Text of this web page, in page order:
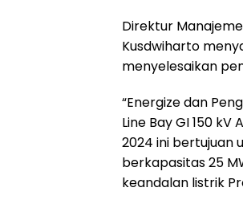
Direktur
Kusdwiharto
menyelesaikan
“Energize dan
Line Bay GI 150
2024 ini bertujuan
berkapasitas 25
keandalan listrik